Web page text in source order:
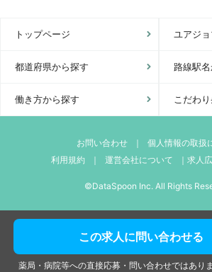
トップページ ユアジ
都道府県から探す 路線駅
働き方から探す こだわ
お問い合わせ ｜
個人情報の取扱
利用規約
｜ 運営会社について ｜ 求人
©DataSpoon Inc. All Rights
この求人に問い合わせる
薬局・病院等への直接応募・問い合わせではあり